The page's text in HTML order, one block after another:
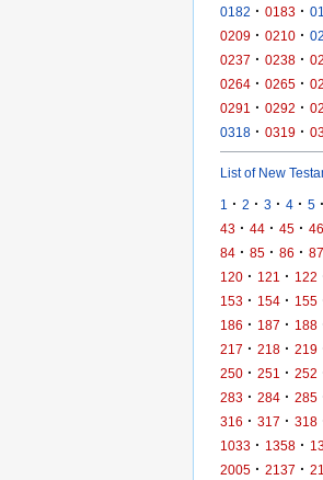
0182 · 0183 ·
0209 · 0210 ·
0237 · 0238 ·
0264 · 0265 ·
0291 · 0292 ·
0318 · 0319 ·
List of New
1 · 2 · 3 · 4 · 5 ·
43 · 44 · 45 · 46
84 · 85 · 86 · 87
120 · 121 · 122
153 · 154 · 155
186 · 187 · 188
217 · 218 · 219
250 · 251 · 252
283 · 284 · 285
316 · 317 · 318
1033 · 1358 ·
2005 · 2137 ·